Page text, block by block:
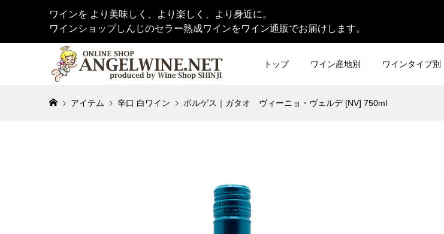
ワインを より美味しく、より楽しく、より身近に。
ワインショップしんじのセラー熟成ワインをワイン通販でお届けします。
トップ ワイン産地別 ワインタイプ別
アイテム 辛口 白ワイン ボルゲス｜ガタオ ヴィーニョ・ヴェルデ [NV] 750ml